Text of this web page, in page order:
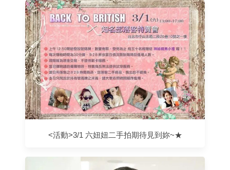
<活動>3/1 六妞妞二手拍期待見到妳~★